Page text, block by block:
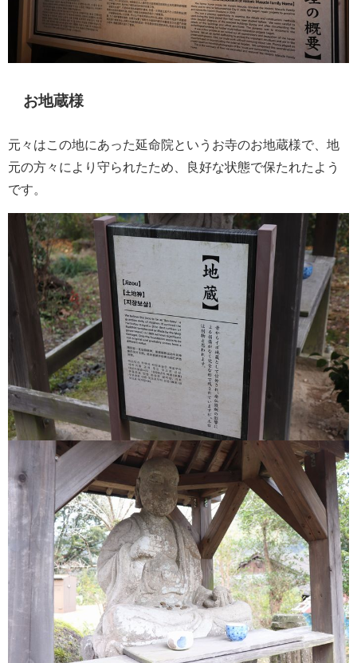
お地蔵様
元々はこの地にあった延命院というお寺のお地蔵様で、地
元の方々により守られたため、良好な状態で保たれたよう
です。